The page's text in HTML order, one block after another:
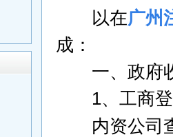
以在广州
成：
一、政府
1、工商
内资公司查